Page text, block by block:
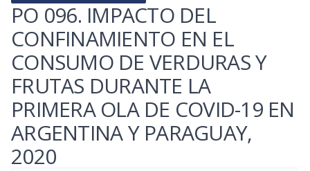
PO 096. IMPACTO DEL
CONFINAMIENTO EN EL
CONSUMO DE VERDURAS Y
FRUTAS DURANTE LA
PRIMERA OLA DE COVID-19 EN
ARGENTINA Y PARAGUAY,
2020